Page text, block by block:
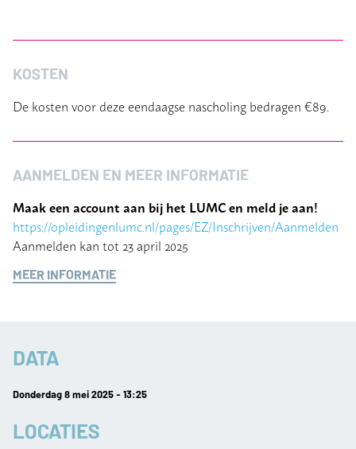
KOSTEN
De kosten voor deze eendaagse nascholing bedragen €89.
AANMELDEN EN MEER INFORMATIE
Maak een account aan bij het LUMC en meld je aan!
https://opleidingenlumc.nl/pages/EZ/Inschrijven/Aanmelden
Aanmelden kan tot 23 april 2025
MEER INFORMATIE
DATA
Donderdag 8 mei 2025 - 13:25
LOCATIES